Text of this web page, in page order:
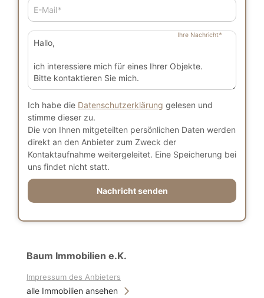
E-Mail*
Ihre Nachricht*
Ich habe die Datenschutzerklärung gelesen und
stimme dieser zu.
Die von Ihnen mitgeteilten persönlichen Daten werden
direkt an den Anbieter zum Zweck der
Kontaktaufnahme weitergeleitet. Eine Speicherung bei
uns findet nicht statt.
Nachricht senden
Baum Immobilien e.K.
Impressum des Anbieters
alle Immobilien ansehen